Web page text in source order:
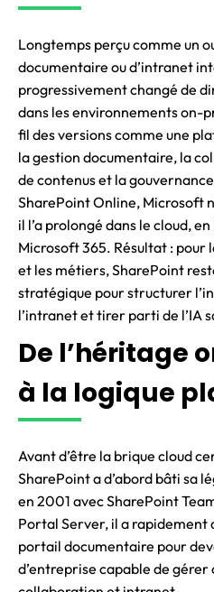
Longtemps perçu comme un
documentaire ou d’intranet
progressivement changé de
dans les environnements on-
fil des versions comme une
la gestion documentaire, la
de contenus et la
SharePoint Online, Microsoft
il l’a prolongé dans le cloud,
Microsoft 365. Résultat : pour
et les métiers, SharePoint
stratégique pour structurer
l’intranet et tirer parti de l’IA
De l’héritage
à la logique
Avant d’être la brique cloud
SharePoint a d’abord bâti sa
en 2001 avec SharePoint
Portal Server, il a rapidement
portail documentaire pour
d’entreprise capable de